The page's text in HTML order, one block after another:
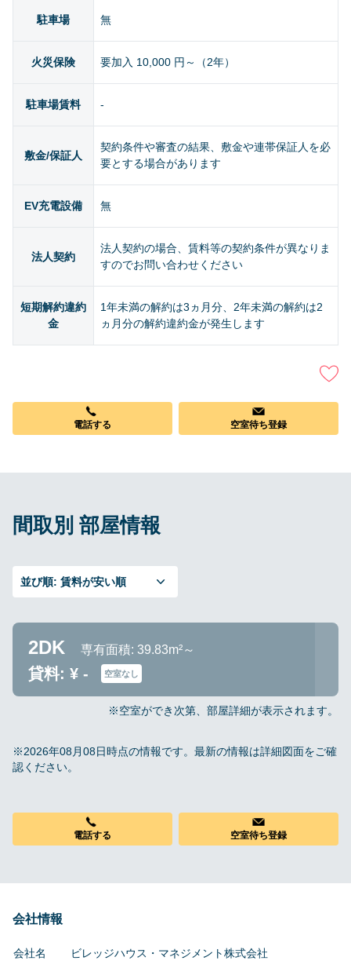
駐車場 無
火災保険 要加入 10,000 円～（2年）
駐車場賃料 -
敷金/保証人
契約条件や審査の結果、敷金や連帯保証人を必
要とする場合があります
EV充電設備 無
法人契約
法人契約の場合、賃料等の契約条件が異なりま
すのでお問い合わせください
短期解約違約
金
1年未満の解約は3ヵ月分、2年未満の解約は2
ヵ月分の解約違約金が発生します
電話する 空室待ち登録
間取別 部屋情報
並び順: 賃料が安い順
2DK 専有面積: 39.83m²～
貸料: ¥ - 空室なし
※空室ができ次第、部屋詳細が表示されます。
※2026年08月08日時点の情報です。最新の情報は詳細図面をご確
認ください。
電話する 空室待ち登録
会社情報
会社名 ビレッジハウス・マネジメント株式会社